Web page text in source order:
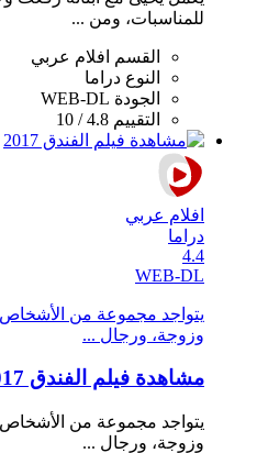
للمناسبات، ومن ...
القسم
افلام عربي
النوع دراما
الجودة WEB-DL
التقييم 4.8 / 10
افلام عربي
دراما
4.4
WEB-DL
يتواجد مجموعة من الأشخاص
وزوجة، ورجال ...
مشاهدة فيلم الفندق 2017
يتواجد مجموعة من الأشخاص
وزوجة، ورجال ...